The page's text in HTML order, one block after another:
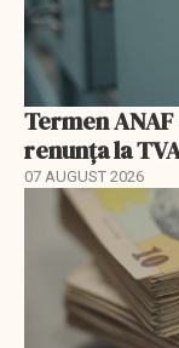
Termen
renunța la
07 AUGUST 2026